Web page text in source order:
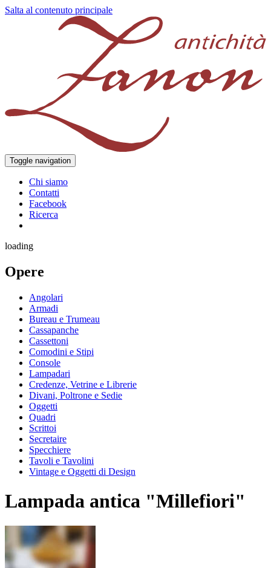
Salta al contenuto principale
Toggle navigation
Chi siamo
Contatti
Facebook
Ricerca
loading
Opere
Angolari
Armadi
Bureau e Trumeau
Cassapanche
Cassettoni
Comodini e Stipi
Console
Lampadari
Credenze, Vetrine e Librerie
Divani, Poltrone e Sedie
Oggetti
Quadri
Scrittoi
Secretaire
Specchiere
Tavoli e Tavolini
Vintage e Oggetti di Design
Lampada antica "Millefiori"